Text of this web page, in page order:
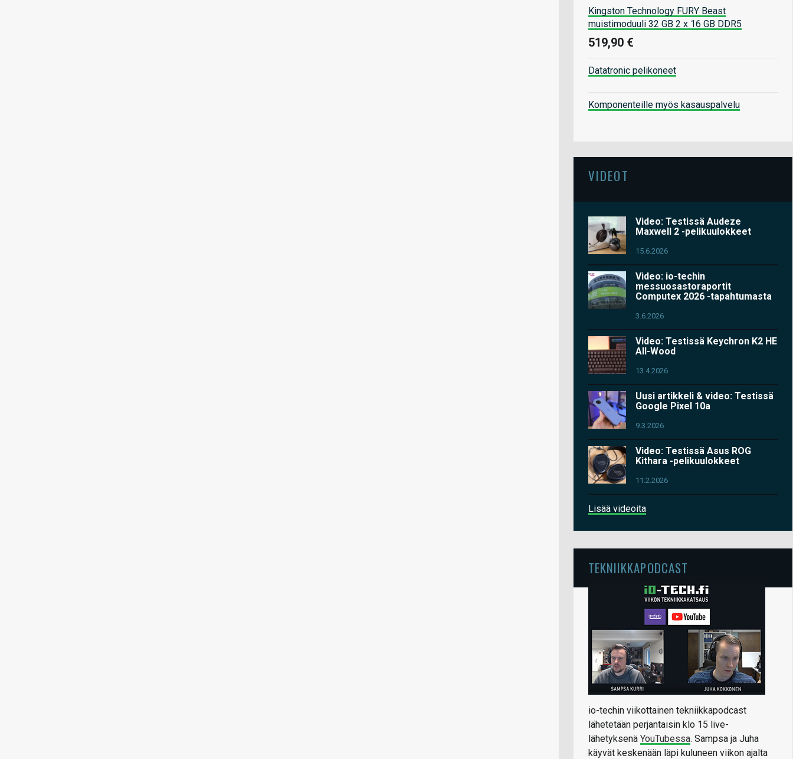
Kingston Technology FURY Beast
muistimoduuli 32 GB 2 x 16 GB DDR5
519,90 €
Datatronic pelikoneet
Komponenteille myös kasauspalvelu
VIDEOT
Video: Testissä Audeze
Maxwell 2 -pelikuulokkeet
15.6.2026
Video: io-techin
messuosastoraportit
Computex 2026 -tapahtumasta
3.6.2026
Video: Testissä Keychron K2 HE
All-Wood
13.4.2026
Uusi artikkeli & video: Testissä
Google Pixel 10a
9.3.2026
Video: Testissä Asus ROG
Kithara -pelikuulokkeet
11.2.2026
Lisää videoita
TEKNIIKKAPODCAST
io-techin viikottainen tekniikkapodcast
lähetetään perjantaisin klo 15 live-
lähetyksenä YouTubessa. Sampsa ja Juha
käyvät keskenään läpi kuluneen viikon ajalta